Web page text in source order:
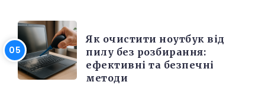
Як очистити ноутбук від
пилу без розбирання:
ефективні та безпечні
методи